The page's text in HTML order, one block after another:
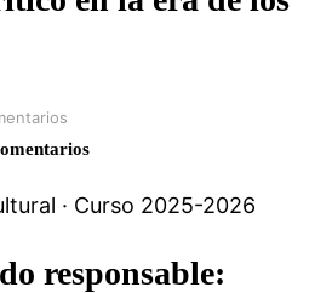
· Curso 2025-2026
responsable: